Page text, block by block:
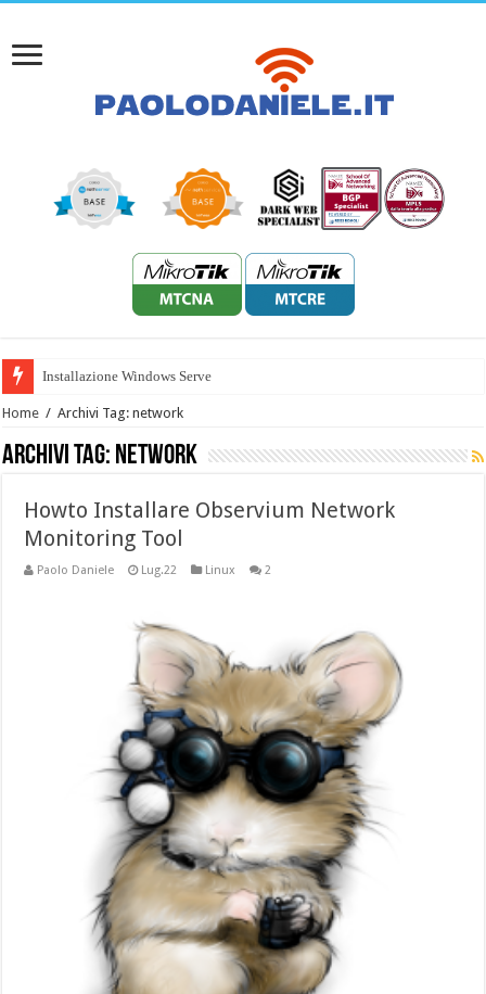
Installazione Windows Server 2022 H
Home / Archivi Tag: network
Archivi Tag: network
Howto Installare Observium Network
Monitoring Tool
Paolo Daniele Lug.22 Linux 2